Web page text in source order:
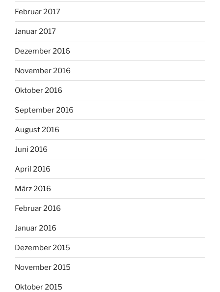
Februar 2017
Januar 2017
Dezember 2016
November 2016
Oktober 2016
September 2016
August 2016
Juni 2016
April 2016
März 2016
Februar 2016
Januar 2016
Dezember 2015
November 2015
Oktober 2015